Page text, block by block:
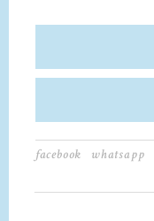
facebook whatsapp